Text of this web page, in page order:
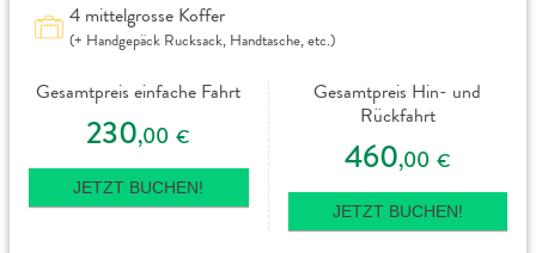
4 mittelgrosse Koffer
(+ Handgepäck Rucksack, Handtasche, etc.)
Gesamtpreis einfache Fahrt
230,00 €
JETZT BUCHEN!
Gesamtpreis Hin- und
Rückfahrt
460,00 €
JETZT BUCHEN!